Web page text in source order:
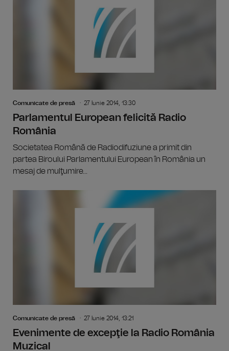
Comunicate de presă 27 Iunie 2014, 13:30
Parlamentul European felicită Radio
România
Societatea Română de Radiodifuziune a primit din
partea Biroului Parlamentului European în România un
mesaj de mulţumire...
Comunicate de presă 27 Iunie 2014, 13:21
Evenimente de excepţie la Radio România
Muzical